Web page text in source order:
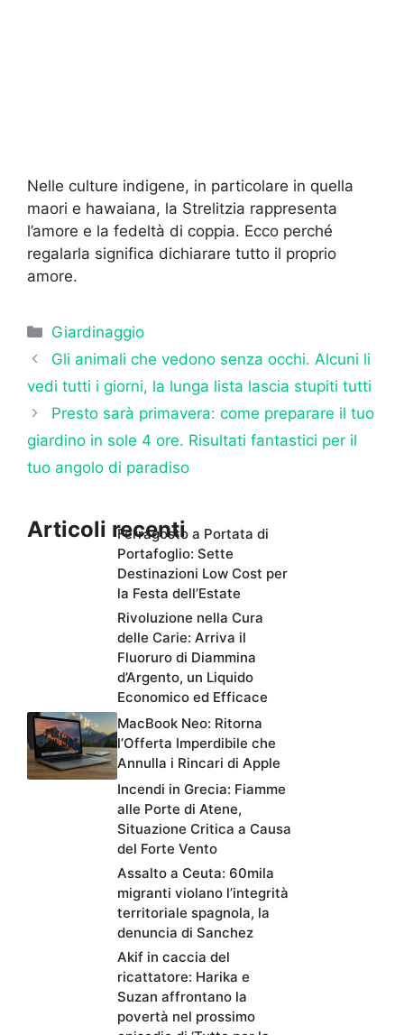
Nelle culture indigene, in particolare in quella
maori e hawaiana, la Strelitzia rappresenta
l’amore e la fedeltà di coppia. Ecco perché
regalarla significa dichiarare tutto il proprio
amore.
Categorie
Giardinaggio
Gli animali che vedono senza occhi. Alcuni li
vedi tutti i giorni, la lunga lista lascia stupiti tutti
Presto sarà primavera: come preparare il tuo
giardino in sole 4 ore. Risultati fantastici per il
tuo angolo di paradiso
Articoli recentiFerragosto a Portata di
Portafoglio: Sette
Destinazioni Low Cost per
la Festa dell’Estate
Rivoluzione nella Cura
delle Carie: Arriva il
Fluoruro di Diammina
d’Argento, un Liquido
Economico ed Efficace
MacBook Neo: Ritorna
l’Offerta Imperdibile che
Annulla i Rincari di Apple
Incendi in Grecia: Fiamme
alle Porte di Atene,
Situazione Critica a Causa
del Forte Vento
Assalto a Ceuta: 60mila
migranti violano l’integrità
territoriale spagnola, la
denuncia di Sanchez
Akif in caccia del
ricattatore: Harika e
Suzan affrontano la
povertà nel prossimo